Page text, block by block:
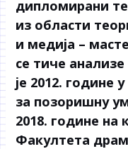
дипломирани
из области
и медија –
се тиче
је 2012. године
за позоришну
2018. године на
Факултета